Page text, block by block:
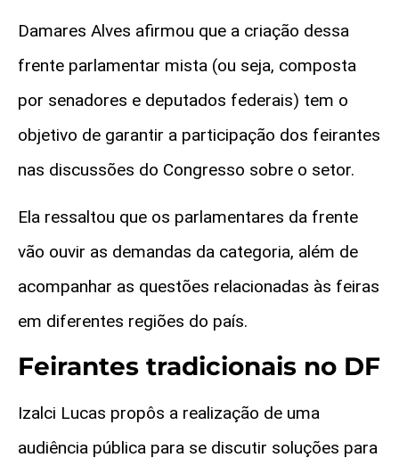
Damares Alves afirmou que a criação dessa
frente parlamentar mista (ou seja, composta
por senadores e deputados federais) tem o
objetivo de garantir a participação dos feirantes
nas discussões do Congresso sobre o setor.
Ela ressaltou que os parlamentares da frente
vão ouvir as demandas da categoria, além de
acompanhar as questões relacionadas às feiras
em diferentes regiões do país.
Feirantes tradicionais no DF
Izalci Lucas propôs a realização de uma
audiência pública para se discutir soluções para